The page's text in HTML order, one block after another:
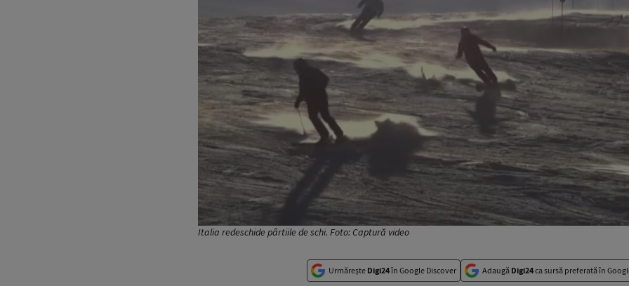
Italia redeschide pârtiile de schi. Foto: Captură video
Urmărește Digi24în Google Discover Adaugă Digi24ca sursă preferată în